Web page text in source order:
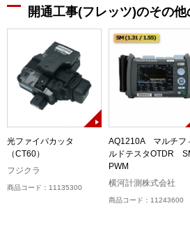
開通工事(フレッツ)のその他
光ファイバカッタ
（CT60）
フジクラ
商品コード：11135300
AQ1210A マルチフ
ルドテスタOTDR
PWM
横河計測株式会社
商品コード：11243600